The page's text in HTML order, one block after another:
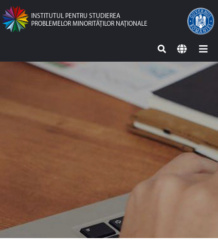
INSTITUTUL PENTRU STUDIEREA
PROBLEMELOR MINORITĂŢILOR NAŢIONALE